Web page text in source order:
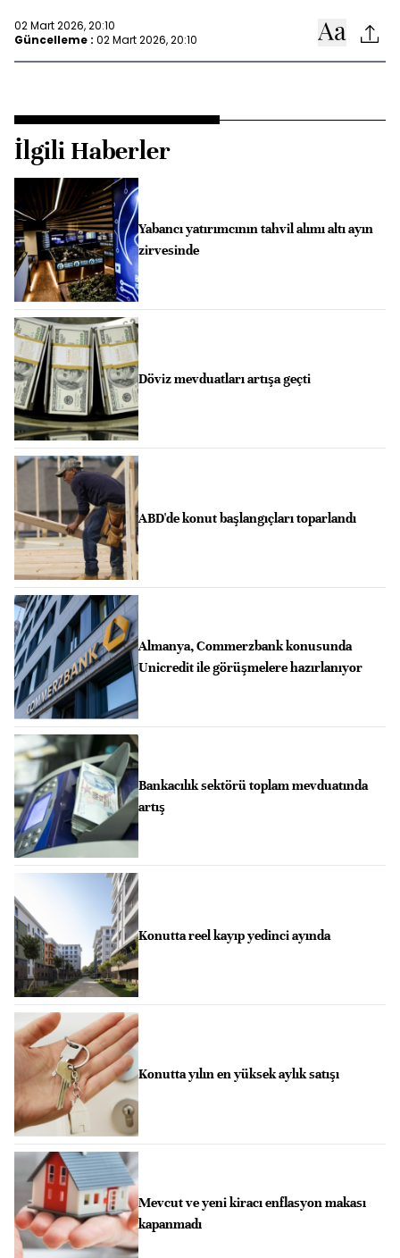
02 Mart 2026, 20:10
Güncelleme : 02 Mart 2026, 20:10
İlgili Haberler
Yabancı yatırımcının tahvil alımı altı ayın
zirvesinde
Döviz mevduatları artışa geçti
ABD'de konut başlangıçları toparlandı
Almanya, Commerzbank konusunda
Unicredit ile görüşmelere hazırlanıyor
Bankacılık sektörü toplam mevduatında
artış
Konutta reel kayıp yedinci ayında
Konutta yılın en yüksek aylık satışı
Mevcut ve yeni kiracı enflasyon makası
kapanmadı